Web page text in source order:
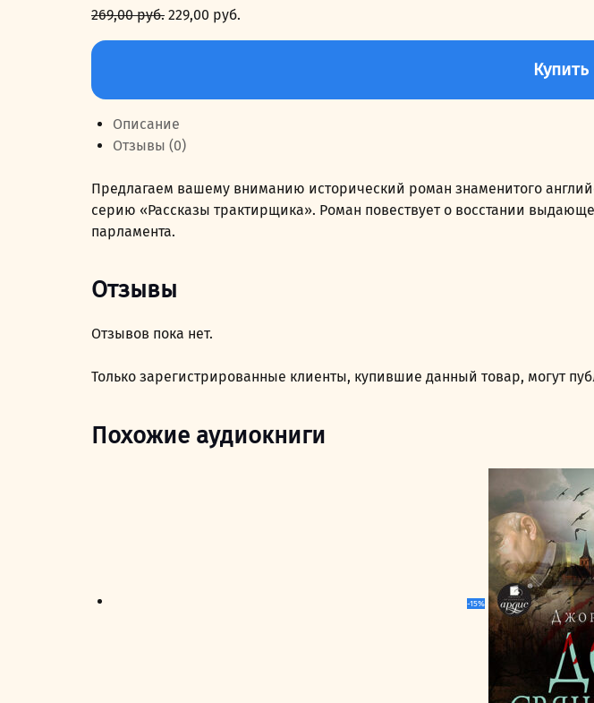
269,00руб. Первоначальная
229,00 руб.
Количество
Легенда
Купить
Описание
Отзывы (0)
Предлагаем вашему вниманию исторический роман знаменитого
серию «Рассказы трактирщика». Роман повествует о восстании
парламента.
Отзывы
Отзывов пока нет.
Только зарегистрированные клиенты, купившие данный товар, могут
Похожие аудиокниги
-15%